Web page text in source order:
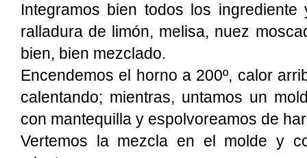
Integramos bien todos los
ralladura de limón, melisa, nuez
bien, bien mezclado.
Encendemos el horno a 200º, calor
calentando; mientras, untamos un
con mantequilla y espolvoreamos de
Vertemos la mezcla en el molde y